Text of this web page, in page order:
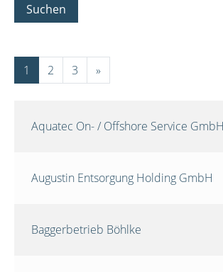
Suchen
1 2 3 »
Aquatec On- / Offshore Service GmbH
Augustin Entsorgung Holding GmbH
Baggerbetrieb Böhlke